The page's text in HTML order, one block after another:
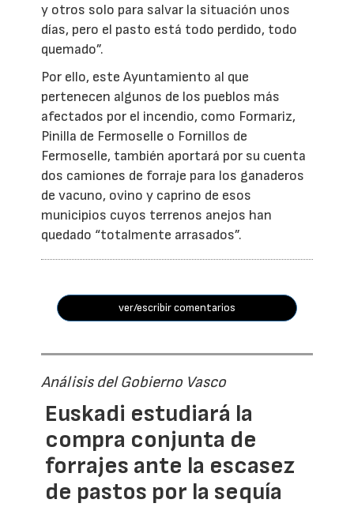
y otros solo para salvar la situación unos
días, pero el pasto está todo perdido, todo
quemado”.
Por ello, este Ayuntamiento al que
pertenecen algunos de los pueblos más
afectados por el incendio, como Formariz,
Pinilla de Fermoselle o Fornillos de
Fermoselle, también aportará por su cuenta
dos camiones de forraje para los ganaderos
de vacuno, ovino y caprino de esos
municipios cuyos terrenos anejos han
quedado “totalmente arrasados”.
ver/escribir comentarios
Análisis del Gobierno Vasco
Euskadi estudiará la
compra conjunta de
forrajes ante la escasez
de pastos por la sequía